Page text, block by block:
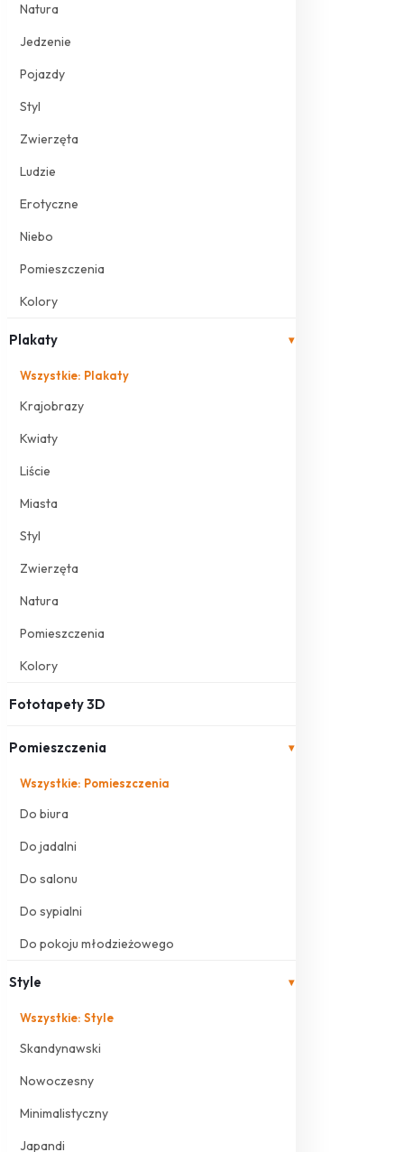
Natura
Jedzenie
Pojazdy
Styl
Zwierzęta
Ludzie
Erotyczne
Niebo
Pomieszczenia
Kolory
Plakaty ▾
Wszystkie: Plakaty
Krajobrazy
Kwiaty
Liście
Miasta
Styl
Zwierzęta
Natura
Pomieszczenia
Kolory
Fototapety 3D
Pomieszczenia ▾
Wszystkie: Pomieszczenia
Do biura
Do jadalni
Do salonu
Do sypialni
Do pokoju młodzieżowego
Style ▾
Wszystkie: Style
Skandynawski
Nowoczesny
Minimalistyczny
Japandi